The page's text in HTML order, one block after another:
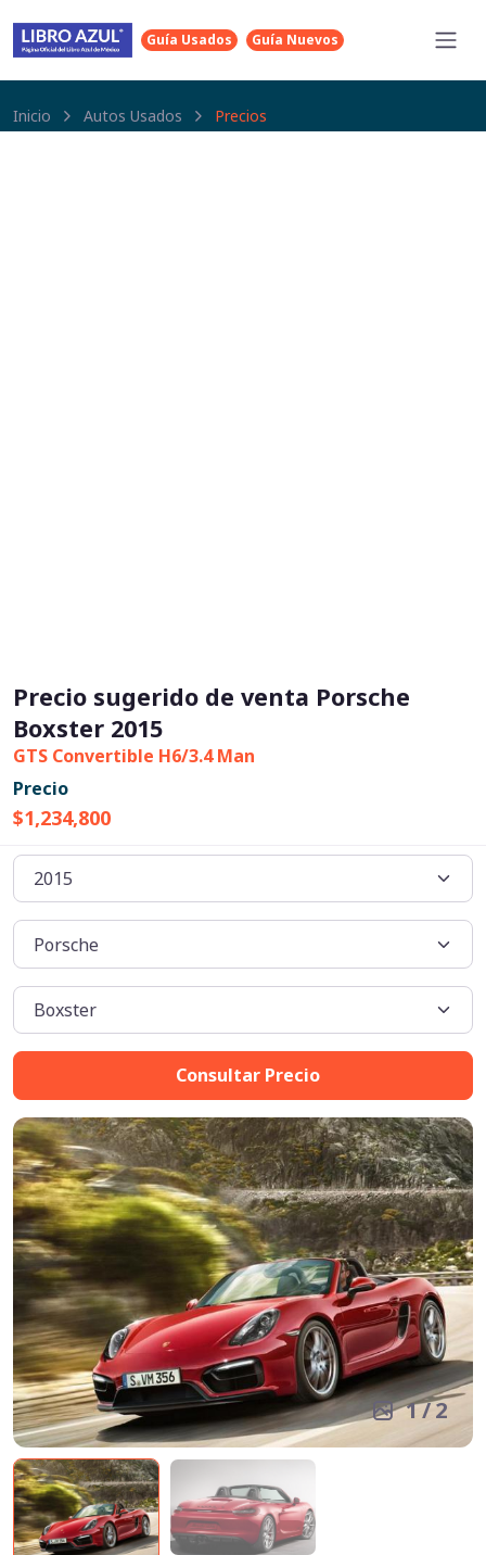
Guía Usados Guía Nuevos
Inicio Autos Usados Precios
Precio sugerido de venta Porsche
Boxster 2015
GTS Convertible H6/3.4 Man
Precio
$1,234,800
Consultar Precio
1/2